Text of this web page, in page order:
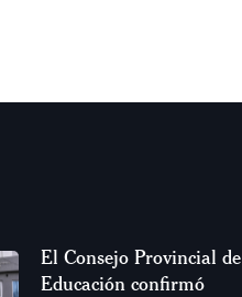
El Consejo Provincial de
Educación confirmó